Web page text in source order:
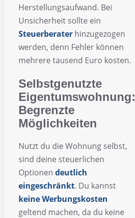
Herstellungsaufwand. Bei
Unsicherheit sollte ein
Steuerberater hinzugezogen
werden, denn Fehler können
mehrere tausend Euro kosten.
Selbstgenutzte
Eigentumswohnung:
Begrenzte
Möglichkeiten
Nutzt du die Wohnung selbst,
sind deine steuerlichen
Optionen deutlich
eingeschränkt. Du kannst
keine Werbungskosten
geltend machen, da du keine